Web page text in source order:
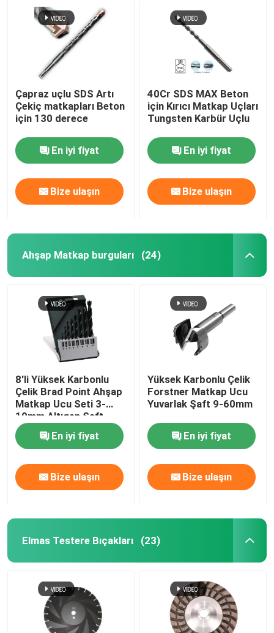
Çapraz uçlu SDS Artı
Çekiç matkapları Beton
için 130 derece
En iyi fiyat
Bize ulaşın
40Cr SDS MAX Beton
için Kırıcı Matkap Uçları
Tungsten Karbür Uçlu
En iyi fiyat
Bize ulaşın
Ahşap Matkap burguları (24)
8'li Yüksek Karbonlu
Çelik Brad Point Ahşap
Matkap Ucu Seti 3-
10mm Altıgen Şaft
En iyi fiyat
Bize ulaşın
Yüksek Karbonlu Çelik
Forstner Matkap Ucu
Yuvarlak Şaft 9-60mm
En iyi fiyat
Bize ulaşın
Elmas Testere Bıçakları (23)